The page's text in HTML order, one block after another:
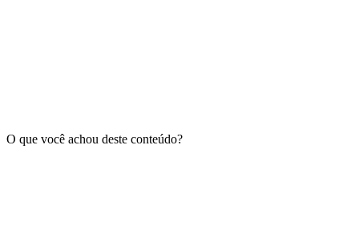
O que você achou deste conteúdo?